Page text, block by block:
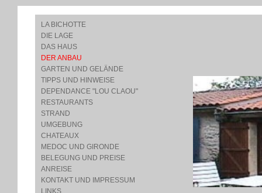
LA BICHOTTE
DIE LAGE
DAS HAUS
DER ANBAU
GARTEN UND GELÄNDE
TIPPS UND HINWEISE
DEPENDANCE "LOU CLAOU"
RESTAURANTS
STRAND
UMGEBUNG
CHATEAUX
MEDOC UND GIRONDE
BELEGUNG UND PREISE
ANREISE
KONTAKT UND IMPRESSUM
LINKS